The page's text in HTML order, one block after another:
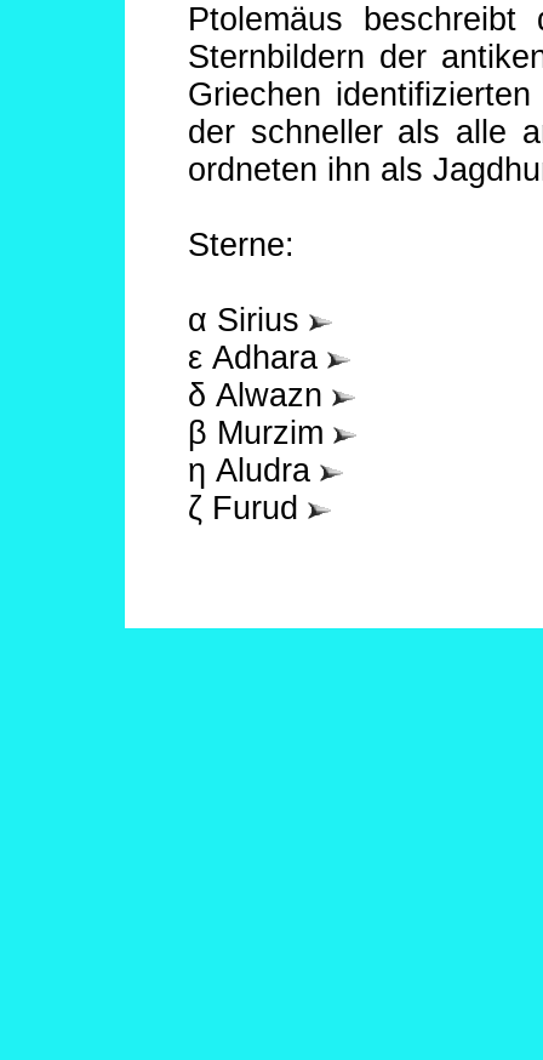
Ptolemäus
Sternbildern der
Griechen
der schneller als alle
ordneten ihn als
Sterne:
α Sirius
ε Adhara
δ Alwazn
β Murzim
η Aludra
ζ Furud